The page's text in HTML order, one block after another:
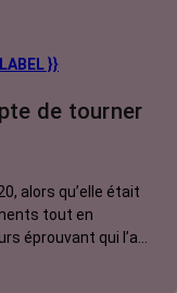
}}
de tourner
alors qu’elle était
tout en
éprouvant qui l’a